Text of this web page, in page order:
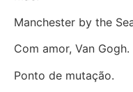
Manchester by the
Com amor, Van Gogh.
Ponto de mutação.